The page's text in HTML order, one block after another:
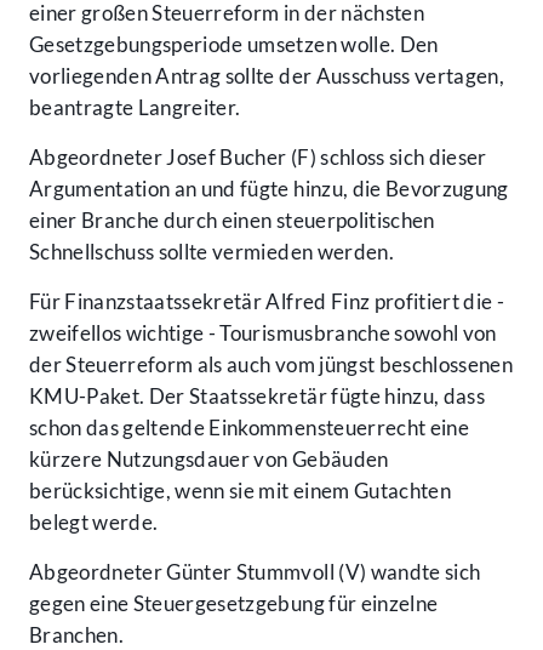
einer großen Steuerreform in der nächsten
Gesetzgebungsperiode umsetzen wolle. Den
vorliegenden Antrag sollte der Ausschuss vertagen,
beantragte Langreiter.
Abgeordneter Josef Bucher (F) schloss sich dieser
Argumentation an und fügte hinzu, die Bevorzugung
einer Branche durch einen steuerpolitischen
Schnellschuss sollte vermieden werden.
Für Finanzstaatssekretär Alfred Finz profitiert die -
zweifellos wichtige - Tourismusbranche sowohl von
der Steuerreform als auch vom jüngst beschlossenen
KMU-Paket. Der Staatssekretär fügte hinzu, dass
schon das geltende Einkommensteuerrecht eine
kürzere Nutzungsdauer von Gebäuden
berücksichtige, wenn sie mit einem Gutachten
belegt werde.
Abgeordneter Günter Stummvoll (V) wandte sich
gegen eine Steuergesetzgebung für einzelne
Branchen.